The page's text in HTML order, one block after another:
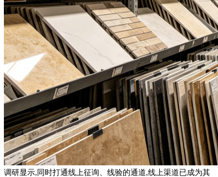
调研显示,同时打通线上征询、线验的通道,线上渠道已成为其